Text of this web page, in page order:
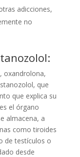
adicciones,
no
oxandrolona,
que
que explica su
el órgano
almacena, a
como tiroides
de testículos o
desde